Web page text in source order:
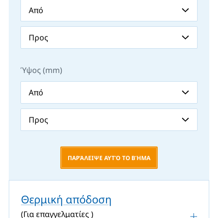
Ύψος (mm)
ΠΑΡΆΛΕΙΨΕ ΑΥΤΌ ΤΟ ΒΉΜΑ
Θερμική απόδοση
(Για επαγγελματίες )